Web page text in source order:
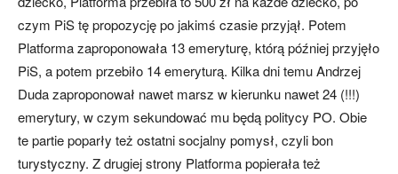
czym PiS tę propozycję po jakimś czasie przyjął. Potem
Platforma zaproponowała 13 emeryturę, którą później przyjęło
PiS, a potem przebiło 14 emeryturą. Kilka dni temu Andrzej
Duda zaproponował nawet marsz w kierunku nawet 24 (!!!)
emerytury, w czym sekundować mu będą politycy PO. Obie
te partie poparły też ostatni socjalny pomysł, czyli bon
turystyczny. Z drugiej strony Platforma popierała też